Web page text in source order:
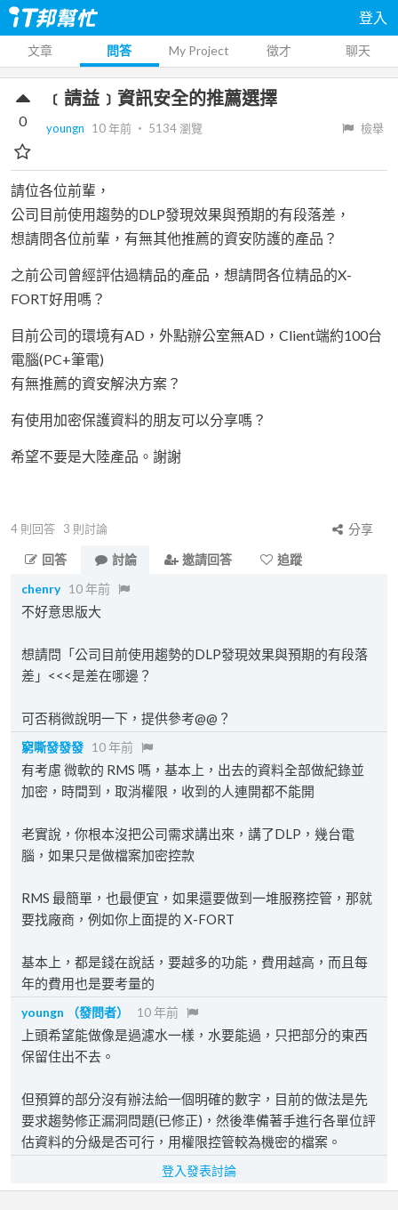
登入
文章 問答 My Project 徵才 聊天
﹝請益﹞資訊安全的推薦選擇
youngn 10 年前 ‧ 5134瀏覽 檢舉
0
請位各位前輩，
公司目前使用趨勢的DLP發現效果與預期的有段落差，
想請問各位前輩，有無其他推薦的資安防護的產品？
之前公司曾經評估過精品的產品，想請問各位精品的X-
FORT好用嗎？
目前公司的環境有AD，外點辦公室無AD，Client端約100台
電腦(PC+筆電)
有無推薦的資安解決方案？
有使用加密保護資料的朋友可以分享嗎？
希望不要是大陸產品。謝謝
4 則回答 3 則討論
分享
回答
討論 邀請回答
追蹤
chenry 10 年前
不好意思版大
想請問「公司目前使用趨勢的DLP發現效果與預期的有段落
差」<<<是差在哪邊？
可否稍微說明一下，提供參考@@？
窮嘶發發發 10 年前
有考慮 微軟的 RMS 嗎，基本上，出去的資料全部做紀錄並
加密，時間到，取消權限，收到的人連開都不能開
老實說，你根本沒把公司需求講出來，講了DLP，幾台電
腦，如果只是做檔案加密控款
RMS 最簡單，也最便宜，如果還要做到一堆服務控管，那就
要找廠商，例如你上面提的 X-FORT
基本上，都是錢在說話，要越多的功能，費用越高，而且每
年的費用也是要考量的
youngn （發問者） 10 年前
上頭希望能做像是過濾水一樣，水要能過，只把部分的東西
保留住出不去。
但預算的部分沒有辦法給一個明確的數字，目前的做法是先
要求趨勢修正漏洞問題(已修正)，然後準備著手進行各單位評
估資料的分級是否可行，用權限控管較為機密的檔案。
登入發表討論